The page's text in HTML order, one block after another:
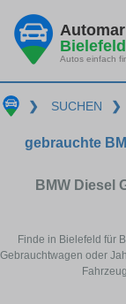
Bielefeld
Autos einfach
❯ SUCHEN ❯
gebrauchte
BMW Diesel
Finde in Bielefeld für
Gebrauchtwagen oder